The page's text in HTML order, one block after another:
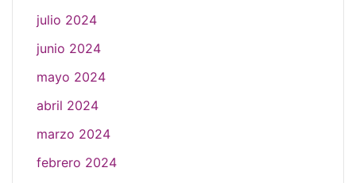
julio 2024
junio 2024
mayo 2024
abril 2024
marzo 2024
febrero 2024